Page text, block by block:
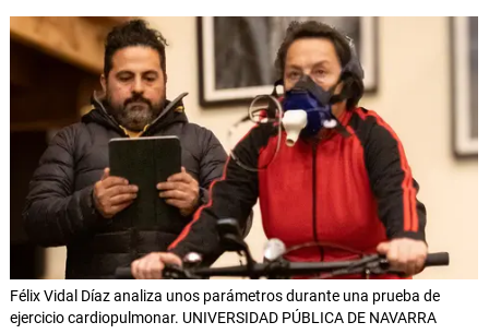
Félix Vidal Díaz analiza unos parámetros durante una prueba de
ejercicio cardiopulmonar. UNIVERSIDAD PÚBLICA DE NAVARRA